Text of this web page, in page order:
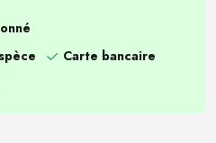
Carte bancaire